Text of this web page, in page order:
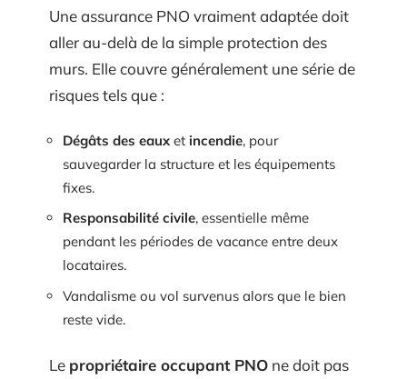
Une assurance PNO vraiment adaptée doit
aller au-delà de la simple protection des
murs. Elle couvre généralement une série de
risques tels que :
Dégâts des eaux et incendie, pour
sauvegarder la structure et les équipements
fixes.
Responsabilité civile, essentielle même
pendant les périodes de vacance entre deux
locataires.
Vandalisme ou vol survenus alors que le bien
reste vide.
Le propriétaire occupant PNO ne doit pas